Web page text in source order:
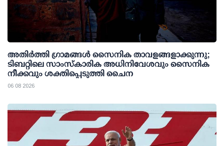
അതിര്‍ത്തി ഗ്രാമങ്ങള്‍ സൈനിക താവളങ്ങളാക്കുന്നു;
ടിബറ്റിലെ സാംസ്‌കാരിക അധിനിവേശവും സൈനിക
നീക്കവും ശക്തിപ്പെടുത്തി ചൈന
06 08 2026